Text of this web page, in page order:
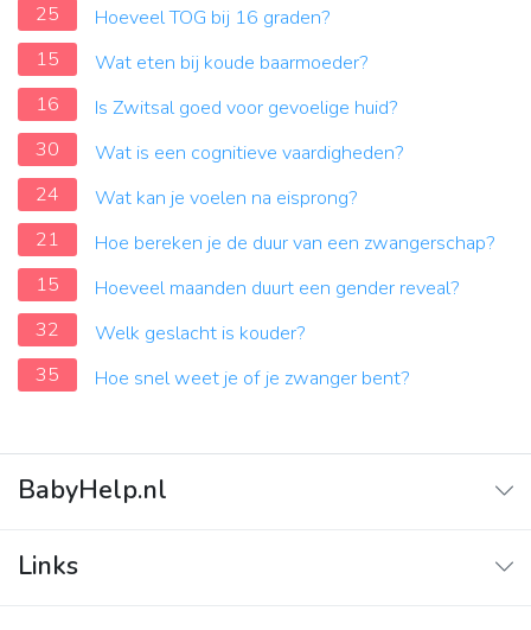
25
Hoeveel TOG bij 16 graden?
15
Wat eten bij koude baarmoeder?
16
Is Zwitsal goed voor gevoelige huid?
30
Wat is een cognitieve vaardigheden?
24
Wat kan je voelen na eisprong?
21
Hoe bereken je de duur van een zwangerschap?
15
Hoeveel maanden duurt een gender reveal?
32
Welk geslacht is kouder?
35
Hoe snel weet je of je zwanger bent?
BabyHelp.nl
Vraag & Antwoord
Links